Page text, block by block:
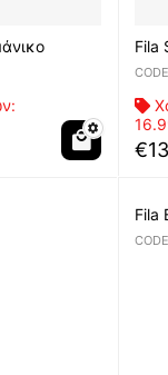
Fila
€13
Fila